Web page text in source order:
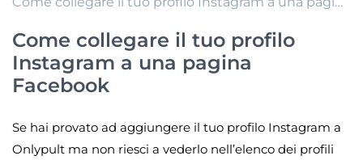
Come collegare il tuo profilo
Instagram a una pagina
Facebook
Se hai provato ad aggiungere il tuo profilo Instagram a
Onlypult ma non riesci a vederlo nell’elenco dei profili